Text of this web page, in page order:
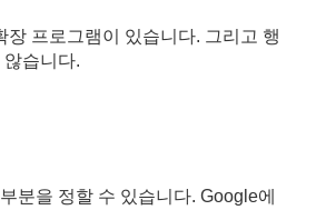
프로그램이 있습니다. 그리고 행
습니다.
분을 정할 수 있습니다. Google에